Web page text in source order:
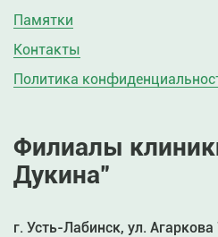
Памятки
Контакты
Политика
Филиалы
Дукина”
г. Усть-Лабинск, ул. Агаркова